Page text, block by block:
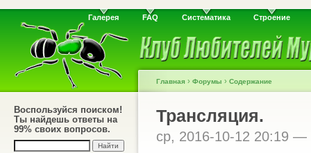
Галерея FAQ Систематика Строение
Воспользуйся поиском!
Ты найдешь ответы на
99% своих вопросов.
Главная › Форумы › Содержание
Трансляция.
ср, 2016-10-12 20:19 —